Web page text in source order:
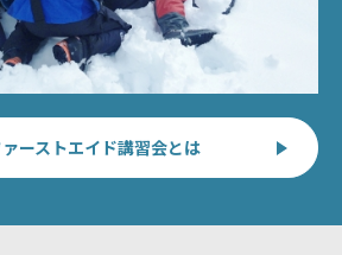
ーストエイド講習会とは